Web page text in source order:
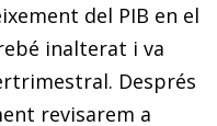
del PIB en el
inalterat i va
Després
revisarem a